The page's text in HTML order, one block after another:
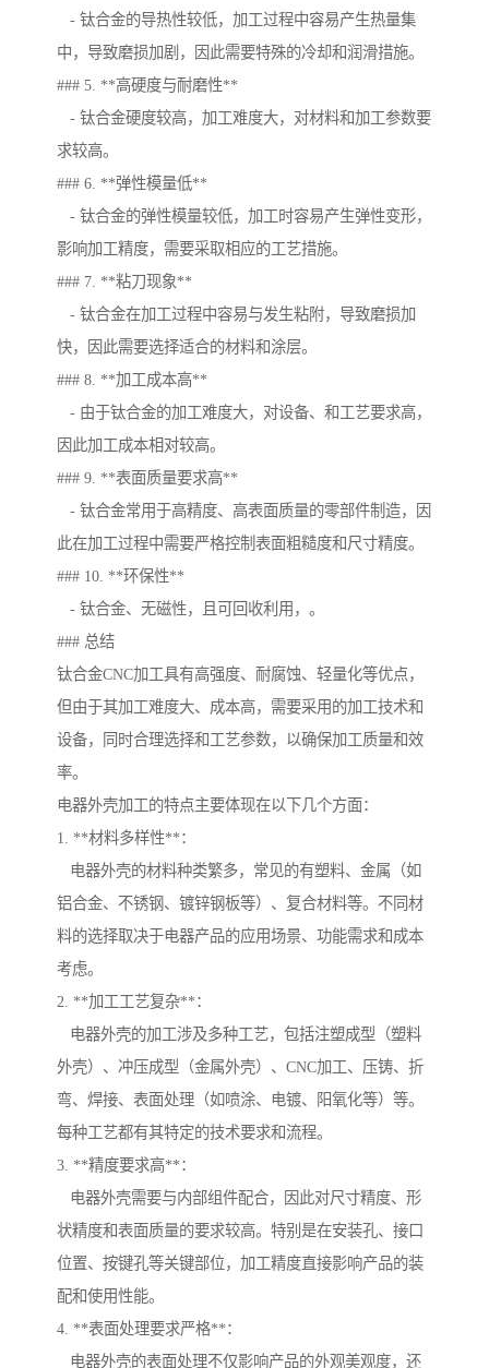
- 钛合金的导热性较低，加工过程中容易产生热量集
中，导致磨损加剧，因此需要特殊的冷却和润滑措施。
### 5. **高硬度与耐磨性**
- 钛合金硬度较高，加工难度大，对材料和加工参数要
求较高。
### 6. **弹性模量低**
- 钛合金的弹性模量较低，加工时容易产生弹性变形，
影响加工精度，需要采取相应的工艺措施。
### 7. **粘刀现象**
- 钛合金在加工过程中容易与发生粘附，导致磨损加
快，因此需要选择适合的材料和涂层。
### 8. **加工成本高**
- 由于钛合金的加工难度大，对设备、和工艺要求高，
因此加工成本相对较高。
### 9. **表面质量要求高**
- 钛合金常用于高精度、高表面质量的零部件制造，因
此在加工过程中需要严格控制表面粗糙度和尺寸精度。
### 10. **环保性**
- 钛合金、无磁性，且可回收利用，。
### 总结
钛合金CNC加工具有高强度、耐腐蚀、轻量化等优点，
但由于其加工难度大、成本高，需要采用的加工技术和
设备，同时合理选择和工艺参数，以确保加工质量和效
率。
电器外壳加工的特点主要体现在以下几个方面：
1. **材料多样性**：
电器外壳的材料种类繁多，常见的有塑料、金属（如
铝合金、不锈钢、镀锌钢板等）、复合材料等。不同材
料的选择取决于电器产品的应用场景、功能需求和成本
考虑。
2. **加工工艺复杂**：
电器外壳的加工涉及多种工艺，包括注塑成型（塑料
外壳）、冲压成型（金属外壳）、CNC加工、压铸、折
弯、焊接、表面处理（如喷涂、电镀、阳氧化等）等。
每种工艺都有其特定的技术要求和流程。
3. **精度要求高**：
电器外壳需要与内部组件配合，因此对尺寸精度、形
状精度和表面质量的要求较高。特别是在安装孔、接口
位置、按键孔等关键部位，加工精度直接影响产品的装
配和使用性能。
4. **表面处理要求严格**：
电器外壳的表面处理不仅影响产品的外观美观度，还